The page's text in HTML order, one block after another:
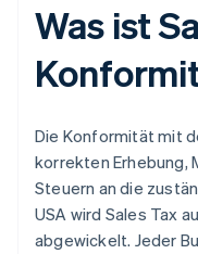
Was ist
Die Konformität mit
korrekten Erhebung,
Steuern an die
USA wird Sales Tax
abgewickelt. Jeder